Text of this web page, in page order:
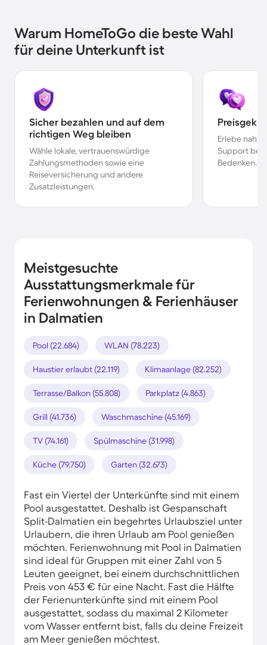
Warum HomeToGo die beste Wahl
für deine Unterkunft ist
Sicher bezahlen und auf dem
richtigen Weg bleiben
Wähle lokale, vertrauenswürdige
Zahlungsmethoden sowie eine
Reiseversicherung und andere
Zusatzleistungen.
Erlebe
Support bei
Bedenken.
Meistgesuchte
Ausstattungsmerkmale für
Ferienwohnungen & Ferienhäuser
in Dalmatien
Pool (22.684) WLAN (78.223)
Haustier erlaubt (22.119) Klimaanlage (82.252)
Terrasse/Balkon (55.808) Parkplatz (4.863)
Grill (41.736) Waschmaschine (45.169)
TV (74.161) Spülmaschine (31.998)
Küche (79.750) Garten (32.673)
Fast ein Viertel der Unterkünfte sind mit einem
Pool ausgestattet. Deshalb ist Gespanschaft
Split-Dalmatien ein begehrtes Urlaubsziel unter
Urlaubern, die ihren Urlaub am Pool genießen
möchten. Ferienwohnung mit Pool in Dalmatien
sind ideal für Gruppen mit einer Zahl von 5
Leuten geeignet, bei einem durchschnittlichen
Preis von 453 € für eine Nacht. Fast die Hälfte
der Ferienunterkünfte sind mit einem Pool
ausgestattet, sodass du maximal 2 Kilometer
vom Wasser entfernt bist, falls du deine Freizeit
am Meer genießen möchtest.